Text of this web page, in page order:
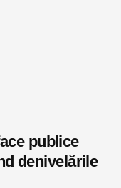
publice
denivelările